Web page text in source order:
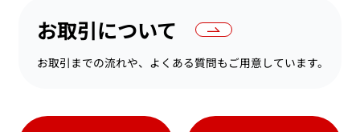
お取引について
お取引までの流れや、よくある質問もご用意しています。